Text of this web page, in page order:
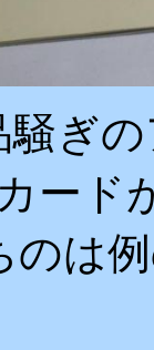
ぎ
ー
のは